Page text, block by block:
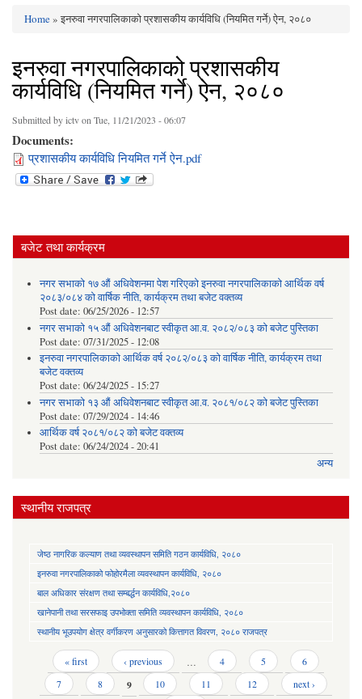
You are here
Home» इनरुवा नगरपालिकाको प्रशासकीय कार्यविधि (नियमित गर्ने) ऐन, २०८०
इनरुवा नगरपालिकाको प्रशासकीय
कार्यविधि (नियमित गर्ने) ऐन, २०८०
Submitted byictvon Tue, 11/21/2023 - 06:07
Documents:
प्रशासकीय कार्यविधि नियमित गर्ने ऐन.pdf
बजेट तथा कार्यक्रम
नगर सभाको १७ औं अधिवेशनमा पेश गरिएको इनरुवा नगरपालिकाको आर्थिक वर्ष
२०८३/०८४ को वार्षिक नीति, कार्यक्रम तथा बजेट वक्तव्य
Post date: 06/25/2026 - 12:57
नगर सभाको १५ औं अधिवेशनबाट स्वीकृत आ.व. २०८२/०८३ को बजेट पुस्तिका
Post date: 07/31/2025 - 12:08
इनरुवा नगरपालिकाको आर्थिक वर्ष २०८२/०८३ को वार्षिक नीति, कार्यक्रम तथा
बजेट वक्तव्य
Post date: 06/24/2025 - 15:27
नगर सभाको १३ औं अधिवेशनबाट स्वीकृत आ.व. २०८१/०८२ को बजेट पुस्तिका
Post date: 07/29/2024 - 14:46
आर्थिक वर्ष २०८१/०८२ को बजेट वक्तव्य
Post date: 06/24/2024 - 20:41
अन्य
स्थानीय राजपत्र
जेष्ठ नागरिक कल्याण तथा व्यवस्थापन समिति गठन कार्यविधि, २०८०
इनरुवा नगरपालिकाको फोहोरमैला व्यवस्थापन कार्यविधि, २०८०
बाल अधिकार संरक्षण तथा सम्बर्द्धन कार्यविधि,२०८०
खानेपानी तथा सरसफाइ उपभोक्ता समिति व्यवस्थापन कार्यविधि, २०८०
स्थानीय भूउपयोग क्षेत्र वर्गीकरण अनुसारको कित्तागत विवरण, २०८० राजपत्र
Pages « first ‹ previous … 4 5
6
7
8 9 10 11 12
next ›